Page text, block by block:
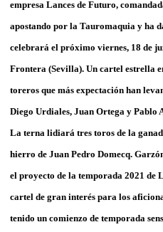
empresa Lances de Futuro,
apostando por la Tauromaquia y ha
celebrará el próximo viernes, 18 de
Frontera (Sevilla). Un cartel estrella
toreros que más expectación han
Diego Urdiales, Juan Ortega y
La terna lidiará tres toros de la
hierro de Juan Pedro Domecq.
el proyecto de la temporada 2021 de
cartel de gran interés para los
tenido un comienzo de temporada